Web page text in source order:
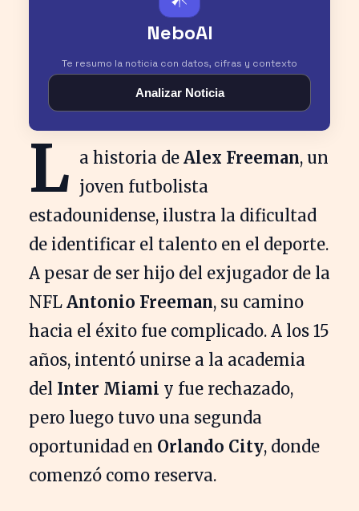
NeboAI
Te resumo la noticia con datos, cifras y contexto
Analizar Noticia
L a historia de Alex Freeman, un
joven futbolista
estadounidense, ilustra la dificultad
de identificar el talento en el deporte.
A pesar de ser hijo del exjugador de la
NFL Antonio Freeman, su camino
hacia el éxito fue complicado. A los 15
años, intentó unirse a la academia
del Inter Miami y fue rechazado,
pero luego tuvo una segunda
oportunidad en Orlando City, donde
comenzó como reserva.